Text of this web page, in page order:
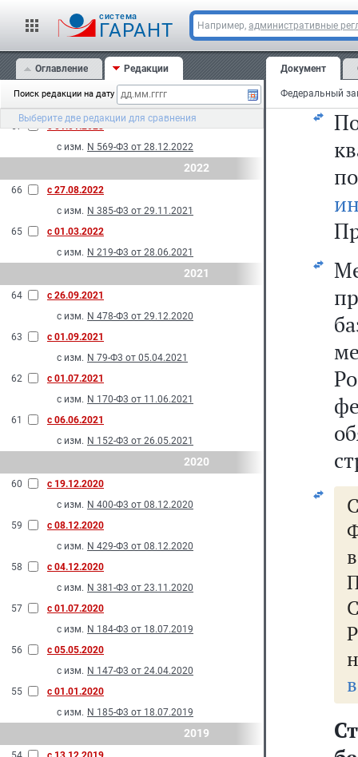
cистема
ГАРАНТ Например, административные
Оглавление Редакции
Поиск редакции на дату
Выберите две редакции для сравнения
с 01.01.2024
N 293-Ф3 от 10.07.2023
2023
с изм. N 137-Ф3 от 28.04.2023
67
с 01.01.2023
с изм. N 569-Ф3 от 28.12.2022
2022
66
с 27.08.2022
с изм. N 385-Ф3 от 29.11.2021
65
с 01.03.2022
с изм. N 219-Ф3 от 28.06.2021
2021
64
с 26.09.2021
с изм. N 478-Ф3 от 29.12.2020
63
с 01.09.2021
с изм. N 79-Ф3 от 05.04.2021
62
с 01.07.2021
с изм. N 170-Ф3 от 11.06.2021
61
с 06.06.2021
с изм. N 152-Ф3 от 26.05.2021
2020
60
с 19.12.2020
с изм. N 400-Ф3 от 08.12.2020
59
с 08.12.2020
с изм. N 429-Ф3 от 08.12.2020
58
с 04.12.2020
с изм. N 381-Ф3 от 23.11.2020
57
с 01.07.2020
с изм. N 184-Ф3 от 18.07.2019
56
с 05.05.2020
с изм. N 147-Ф3 от 24.04.2020
55
с 01.01.2020
с изм. N 185-Ф3 от 18.07.2019
2019
Документ